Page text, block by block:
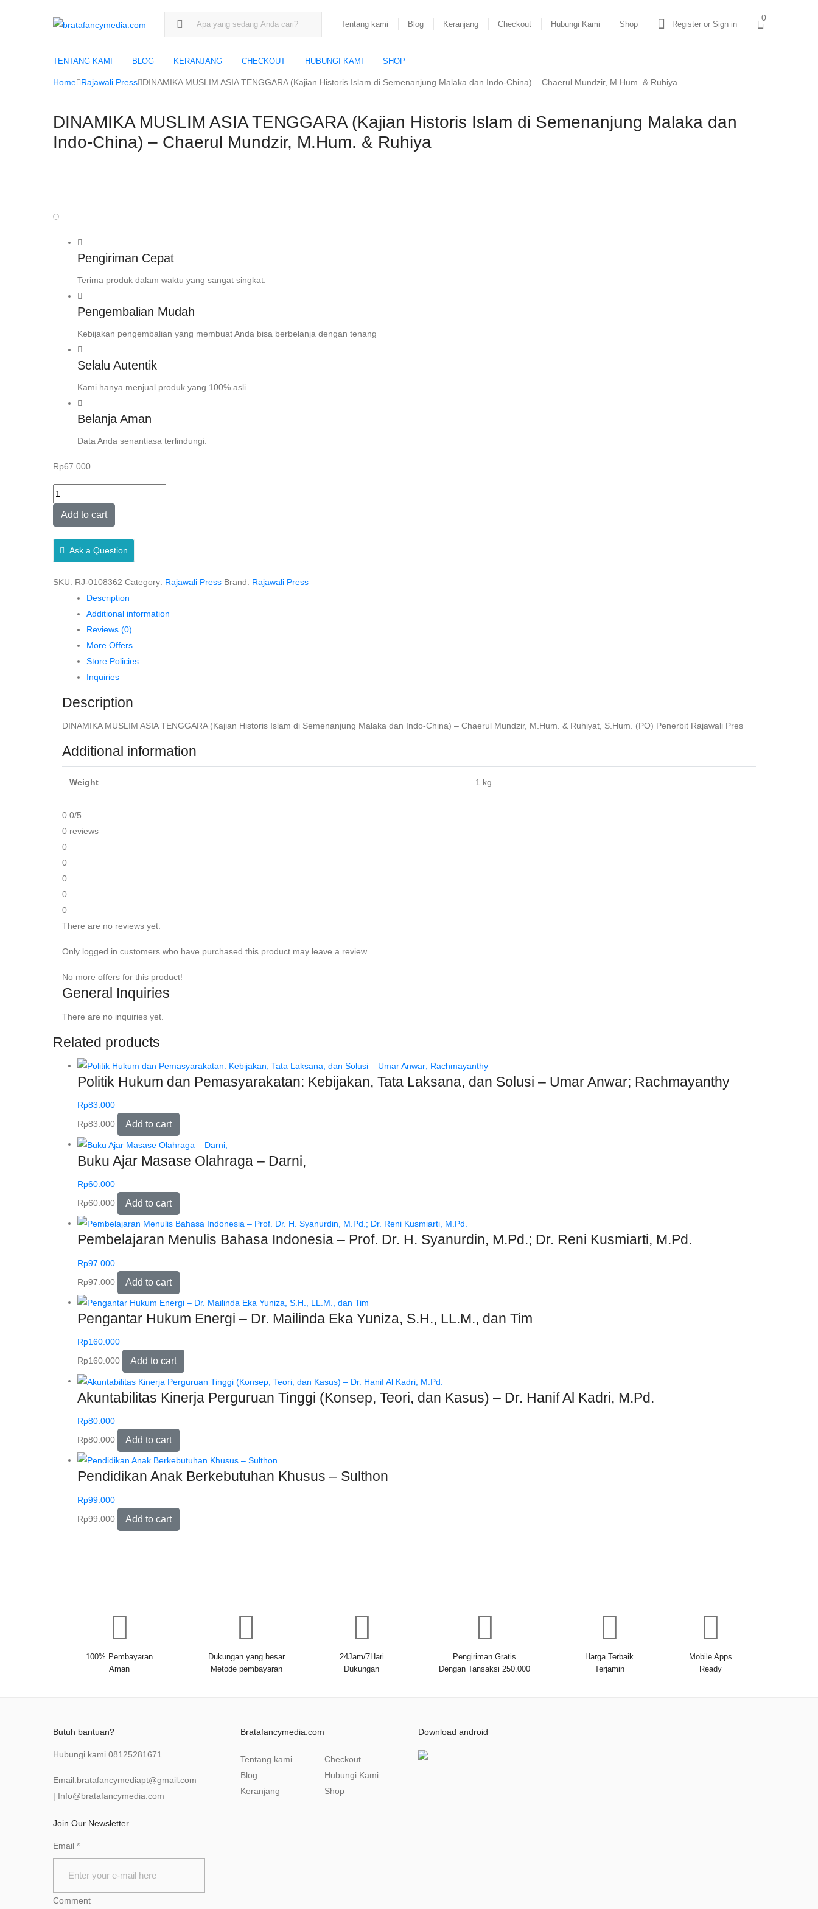
Search for:
Tentang kami Blog Keranjang Checkout Hubungi Kami Shop Register or Sign in
0
TENTANG KAMI BLOG KERANJANG CHECKOUT HUBUNGI KAMI SHOP
Home Rajawali Press DINAMIKA MUSLIM ASIA TENGGARA (Kajian Historis Islam di Semenanjung Malaka dan Indo-China) – Chaerul Mundzir, M.Hum. & Ruhiya
DINAMIKA MUSLIM ASIA TENGGARA (Kajian Historis Islam di Semenanjung Malaka dan
Indo-China) – Chaerul Mundzir, M.Hum. & Ruhiya
Pengiriman Cepat
Terima produk dalam waktu yang sangat singkat.
Pengembalian Mudah
Kebijakan pengembalian yang membuat Anda bisa berbelanja dengan tenang
Selalu Autentik
Kami hanya menjual produk yang 100% asli.
Belanja Aman
Data Anda senantiasa terlindungi.
Rp67.000
DINAMIKA
MUSLIM
ASIA
TENGGARA
(Kajian
Islam
Semenanjung
Malaka
China)
Mundzir,
M.Hum.
Add to cart
Ask a Question
SKU: RJ-0108362 Category: Rajawali Press Brand: Rajawali Press
Description
Additional information
Reviews (0)
More Offers
Store Policies
Inquiries
Description
DINAMIKA MUSLIM ASIA TENGGARA (Kajian Historis Islam di Semenanjung Malaka dan Indo-China) – Chaerul Mundzir, M.Hum. & Ruhiyat, S.Hum. (PO) Penerbit Rajawali Pres
Additional information
Weight 1 kg
0.0/5
0 reviews
0
0
0
0
0
There are no reviews yet.
Only logged in customers who have purchased this product may leave a review.
No more offers for this product!
General Inquiries
There are no inquiries yet.
Related products
Politik Hukum dan Pemasyarakatan: Kebijakan, Tata Laksana, dan Solusi – Umar Anwar; Rachmayanthy
Rp83.000
Rp83.000 Add to cart
Buku Ajar Masase Olahraga – Darni,
Rp60.000
Rp60.000 Add to cart
Pembelajaran Menulis Bahasa Indonesia – Prof. Dr. H. Syanurdin, M.Pd.; Dr. Reni Kusmiarti, M.Pd.
Rp97.000
Rp97.000 Add to cart
Pengantar Hukum Energi – Dr. Mailinda Eka Yuniza, S.H., LL.M., dan Tim
Rp160.000
Rp160.000 Add to cart
Akuntabilitas Kinerja Perguruan Tinggi (Konsep, Teori, dan Kasus) – Dr. Hanif Al Kadri, M.Pd.
Rp80.000
Rp80.000 Add to cart
Pendidikan Anak Berkebutuhan Khusus – Sulthon
Rp99.000
Rp99.000 Add to cart
100% Pembayaran
Aman
Dukungan yang besar
Metode pembayaran
24Jam/7Hari
Dukungan
Pengiriman Gratis
Dengan Tansaksi 250.000
Harga Terbaik
Terjamin
Mobile Apps
Ready
Butuh bantuan?
Hubungi kami 08125281671
Email:bratafancymediapt@gmail.com
| Info@bratafancymedia .com
Join Our Newsletter
Email *
Comment
Bratafancymedia.com
Tentang kami
Blog
Keranjang
Checkout
Hubungi Kami
Shop
Download android